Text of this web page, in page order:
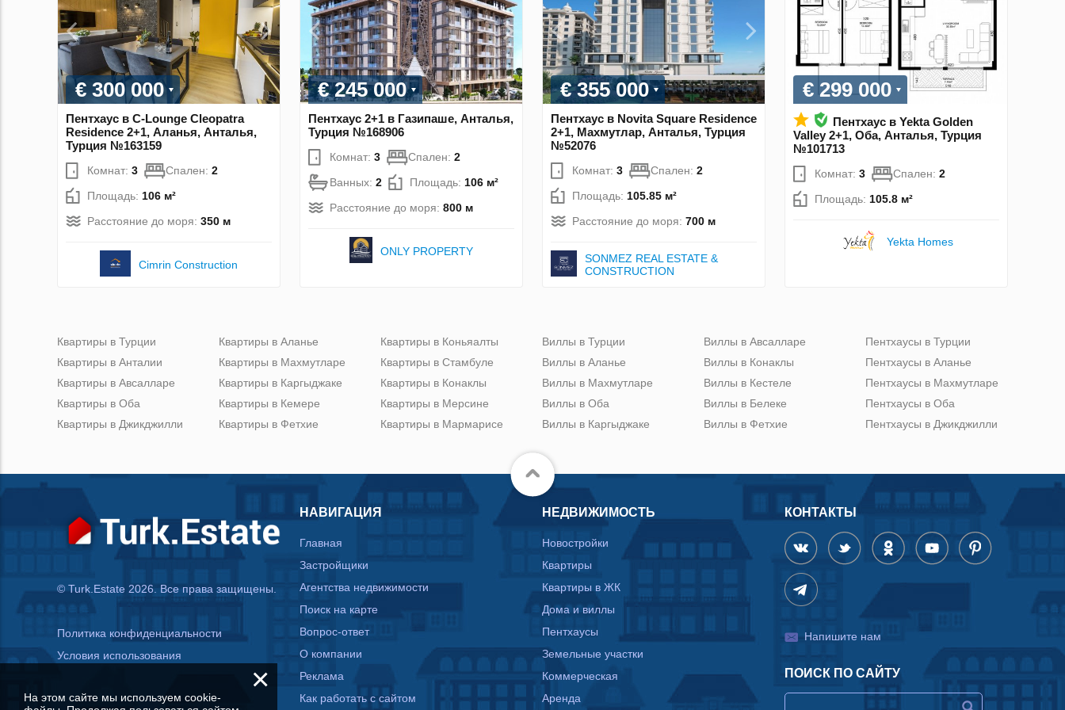
€ 300 000
Пентхаус в C-Lounge Cleopatra
Residence 2+1, Аланья, Анталья,
Турция №163159
Комнат: 3 Спален: 2
Площадь: 106 м²
Расстояние до моря: 350 м
Cimrin Construction
€ 245 000
Пентхаус 2+1 в Газипаше, Анталья,
Турция №168906
Комнат: 3 Спален: 2
Ванных: 2 Площадь: 106 м²
Расстояние до моря: 800 м
ONLY PROPERTY
€ 355 000
Пентхаус в Novita Square Residence
2+1, Махмутлар, Анталья, Турция
№52076
Комнат: 3 Спален: 2
Площадь: 105.85 м²
Расстояние до моря: 700 м
SONMEZ REAL ESTATE &
CONSTRUCTION
€ 299 000
Пентхаус в Yekta Golden
Valley 2+1, Оба, Анталья, Турция
№101713
Комнат: 3 Спален: 2
Площадь: 105.8 м²
Yekta Homes
Квартиры в Турции
Квартиры в Анталии
Квартиры в Авсалларе
Квартиры в Оба
Квартиры в Джикджилли
Квартиры в Аланье
Квартиры в Махмутларе
Квартиры в Каргыджаке
Квартиры в Кемере
Квартиры в Фетхие
Квартиры в Коньяалты
Квартиры в Стамбуле
Квартиры в Конаклы
Квартиры в Мерсине
Квартиры в Мармарисе
Виллы в Турции
Виллы в Аланье
Виллы в Махмутларе
Виллы в Оба
Виллы в Каргыджаке
Виллы в Авсалларе
Виллы в Конаклы
Виллы в Кестеле
Виллы в Белеке
Виллы в Фетхие
Пентхаусы в Турции
Пентхаусы в Аланье
Пентхаусы в Махмутларе
Пентхаусы в Оба
Пентхаусы в Джикджилли
© Turk.Estate 2026. Все права защищены.
Политика конфиденциальности
Условия использования
НАВИГАЦИЯ
Главная
Застройщики
Агентства недвижимости
Поиск на карте
Вопрос-ответ
О компании
Реклама
Как работать с сайтом
НЕДВИЖИМОСТЬ
Новостройки
Квартиры
Квартиры в ЖК
Дома и виллы
Пентхаусы
Земельные участки
Коммерческая
Аренда
КОНТАКТЫ
Напишите нам
ПОИСК ПО САЙТУ
×
На этом сайте мы используем cookie-